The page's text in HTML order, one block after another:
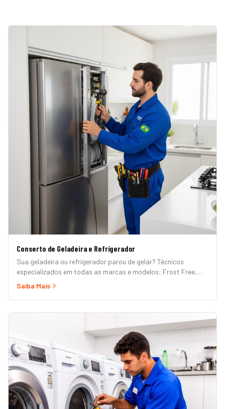
Conserto de Geladeira e Refrigerador
Sua geladeira ou refrigerador parou de gelar? Técnicos
especializados em todas as marcas e modelos: Frost Free,
Duplex, Side by Side, French Door, Inverter e convencional.
Saiba Mais